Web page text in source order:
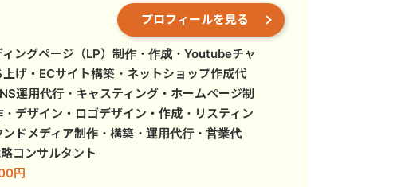
フランチャイズ運営会社を設立しCMO。
グ及び資産管理を行う株式会社AT&iホールデ
一部売却。
プロフィールを見る
ングページ（LP）制作・作成・Youtubeチャ
げ・ECサイト構築・ネットショップ作成代
運用代行・キャスティング・ホームページ制
デザイン・ロゴデザイン・作成・リスティン
ドメディア制作・構築・運用代行・営業代
コンサルタント
円